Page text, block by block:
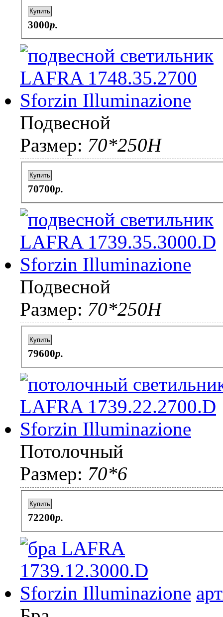
Купить
3000p.
Подвесной
Размер: 70*250H
Купить
70700p.
Подвесной
Размер: 70*250H
Купить
79600p.
Потолочный
Размер: 70*6
Купить
72200p.